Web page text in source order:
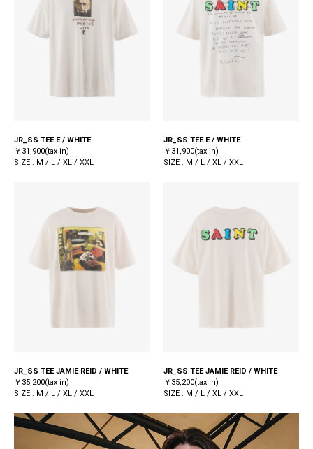
JR_SS TEE E / WHITE
￥31,900(tax in)
SIZE : M / L / XL / XXL
JR_SS TEE E / WHITE
￥31,900(tax in)
SIZE : M / L / XL / XXL
JR_SS TEE JAMIE REID / WHITE
￥35,200(tax in)
SIZE : M / L / XL / XXL
JR_SS TEE JAMIE REID / WHITE
￥35,200(tax in)
SIZE : M / L / XL / XXL